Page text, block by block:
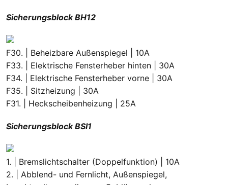
Sicherungsblock BH12
F30. | Beheizbare Außenspiegel | 10A
F33. | Elektrische Fensterheber hinten | 30A
F34. | Elektrische Fensterheber vorne | 30A
F35. | Sitzheizung | 30A
F31. | Heckscheibenheizung | 25A
Sicherungsblock BSI1
1. | Bremslichtschalter (Doppelfunktion) | 10A
2. | Abblend- und Fernlicht, Außenspiegel,